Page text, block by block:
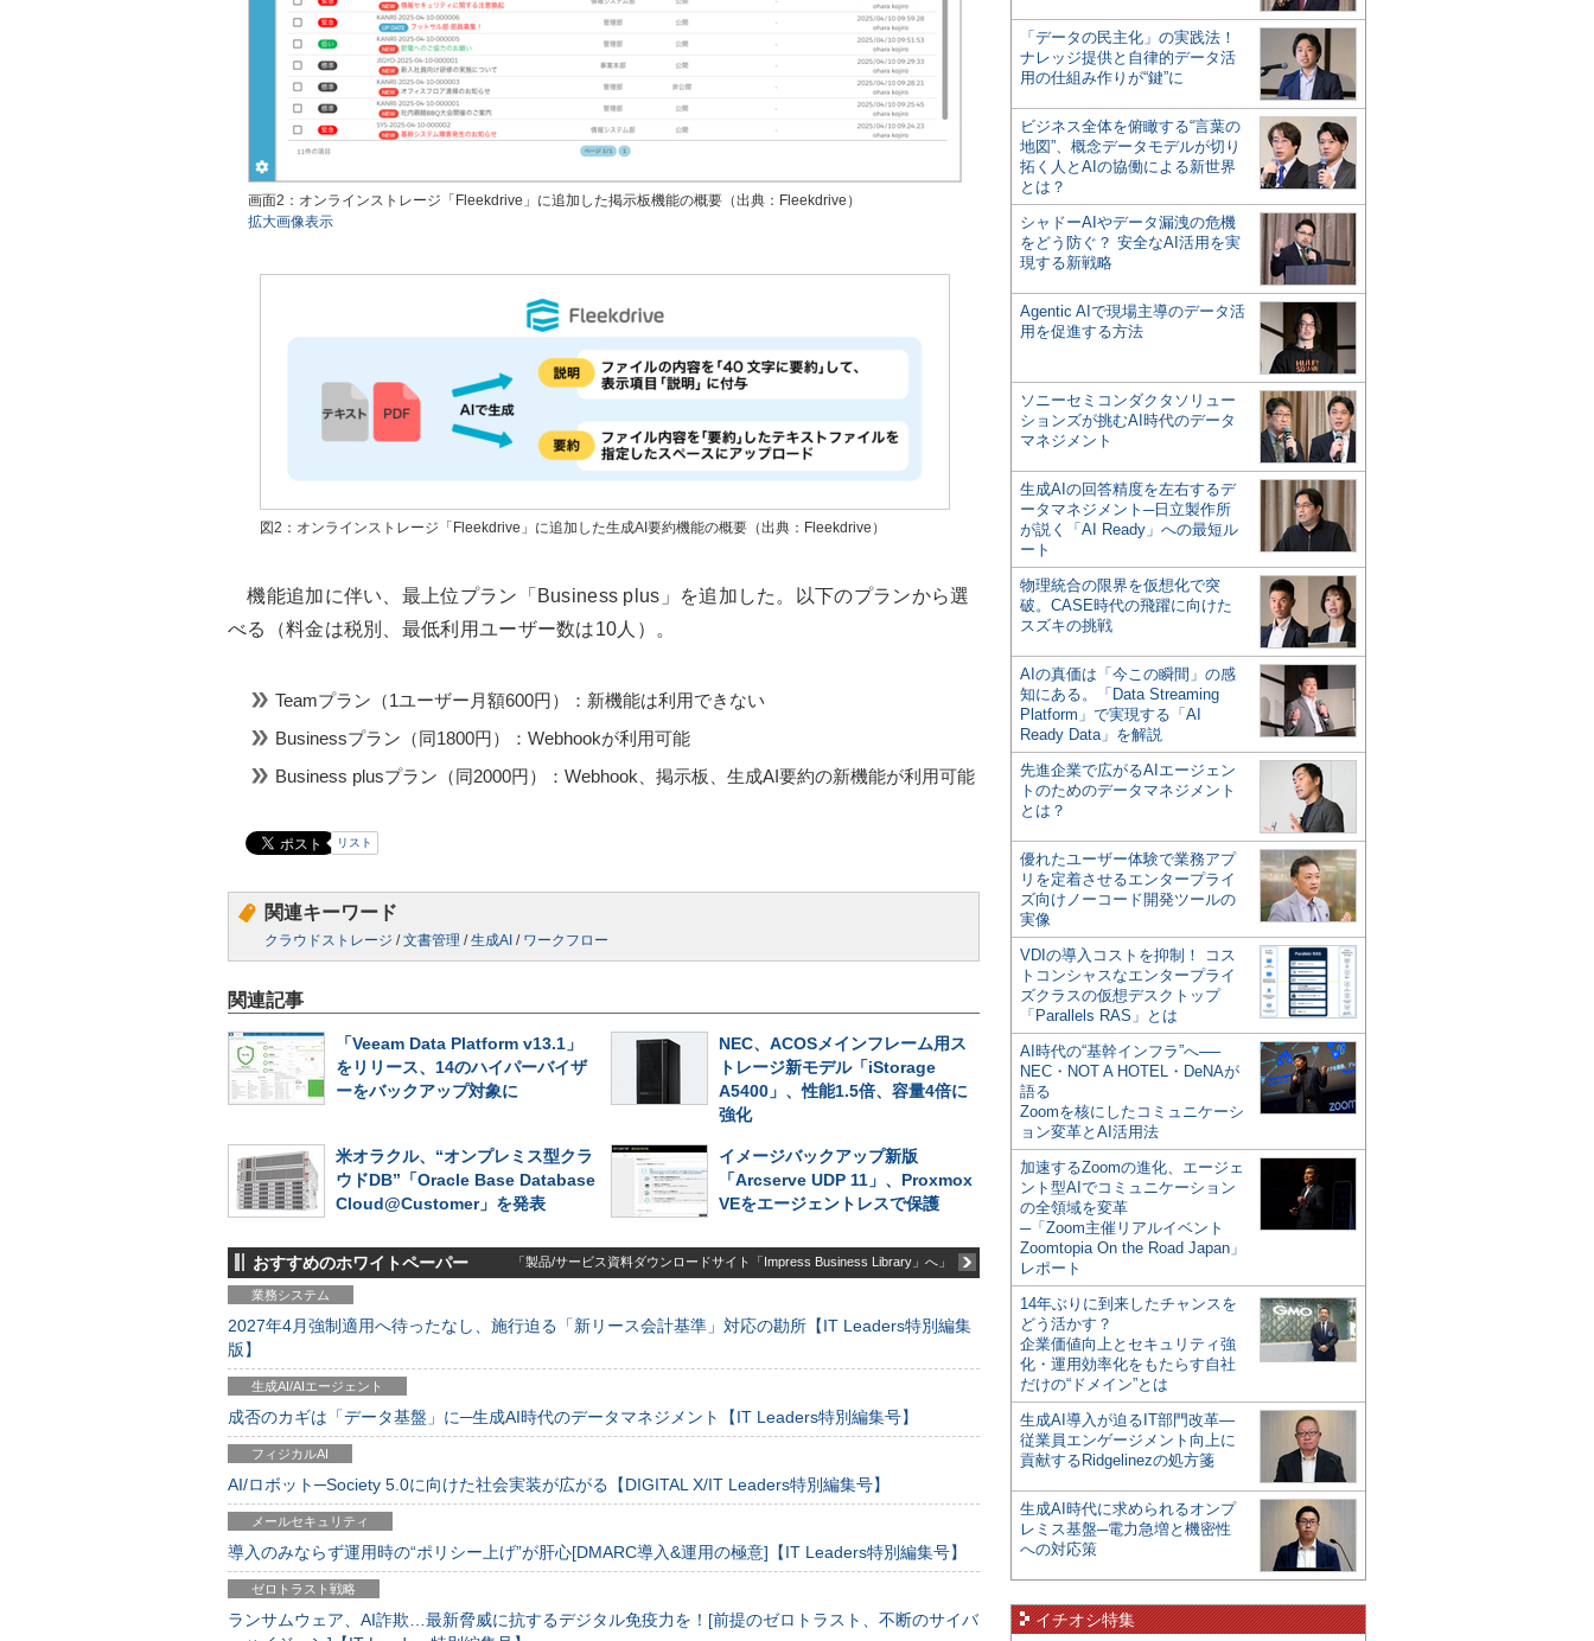
画面2：オンラインストレージ「Fleekdrive」に追加した掲示板機能の概要（出典：Fleekdrive）
拡大画像表示
図2：オンラインストレージ「Fleekdrive」に追加した生成AI要約機能の概要（出典：Fleekdrive）
機能追加に伴い、最上位プラン「Business plus」を追加した。以下のプランから選
べる（料金は税別、最低利用ユーザー数は10人）。
Teamプラン（1ユーザー月額600円）：新機能は利用できない
Businessプラン（同1800円）：Webhookが利用可能
Business plusプラン（同2000円）：Webhook、掲示板、生成AI要約の新機能が利用可能
リスト
関連キーワード
クラウドストレージ /文書管理 /生成AI / ワークフロー
関連記事
「Veeam Data Platform v13.1」
をリリース、14のハイパーバイザ
ーをバックアップ対象に
NEC、ACOSメインフレーム用ス
トレージ新モデル「iStorage
A5400」、性能1.5倍、容量4倍に
強化
米オラクル、“オンプレミス型クラ
ウドDB”「Oracle Base Database
Cloud@Customer」を発表
イメージバックアップ新版
「Arcserve UDP 11」、Proxmox
VEをエージェントレスで保護
おすすめのホワイトペーパー 「製品/サービス資料ダウンロードサイト「Impress Business Library」へ」
業務システム
2027年4月強制適用へ待ったなし、施行迫る「新リース会計基準」対応の勘所【IT Leaders特別編集
版】
生成AI/AIエージェント
成否のカギは「データ基盤」に─生成AI時代のデータマネジメント【IT Leaders特別編集号】
フィジカルAI
AI/ロボット─Society 5.0に向けた社会実装が広がる【DIGITAL X/IT Leaders特別編集号】
メールセキュリティ
導入のみならず運用時の“ポリシー上げ”が肝心[DMARC導入&運用の極意]【IT Leaders特別編集号】
ゼロトラスト戦略
ランサムウェア、AI詐欺…最新脅威に抗するデジタル免疫力を！[前提のゼロトラスト、不断のサイバ
「データの民主化」の実践法！
ナレッジ提供と自律的データ活
用の仕組み作りが“鍵”に
ビジネス全体を俯瞰する“言葉の
地図”、概念データモデルが切り
拓く人とAIの協働による新世界
とは？
シャドーAIやデータ漏洩の危機
をどう防ぐ？ 安全なAI活用を実
現する新戦略
Agentic AIで現場主導のデータ活
用を促進する方法
ソニーセミコンダクタソリュー
ションズが挑むAI時代のデータ
マネジメント
生成AIの回答精度を左右するデ
ータマネジメント─日立製作所
が説く「AI Ready」への最短ル
ート
物理統合の限界を仮想化で突
破。CASE時代の飛躍に向けた
スズキの挑戦
AIの真価は「今この瞬間」の感
知にある。「Data Streaming
Platform」で実現する「AI
Ready Data」を解説
先進企業で広がるAIエージェン
トのためのデータマネジメント
とは？
優れたユーザー体験で業務アプ
リを定着させるエンタープライ
ズ向けノーコード開発ツールの
実像
VDIの導入コストを抑制！ コス
トコンシャスなエンタープライ
ズクラスの仮想デスクトップ
「Parallels RAS」とは
AI時代の“基幹インフラ”へ──
NEC・NOT A HOTEL・DeNAが
語る
Zoomを核にしたコミュニケーシ
ョン変革とAI活用法
加速するZoomの進化、エージェ
ント型AIでコミュニケーション
の全領域を変革
─「Zoom主催リアルイベント
Zoomtopia On the Road Japan」
レポート
14年ぶりに到来したチャンスを
どう活かす？
企業価値向上とセキュリティ強
化・運用効率化をもたらす自社
だけの“ドメイン”とは
生成AI導入が迫るIT部門改革―
従業員エンゲージメント向上に
貢献するRidgelinezの処方箋
生成AI時代に求められるオンプ
レミス基盤─電力急増と機密性
への対応策
イチオシ特集